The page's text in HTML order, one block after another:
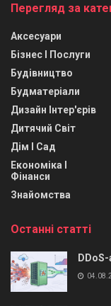
Перегляд за
Аксесуари
Бізнес І Послуги
Будівництво
Будматеріали
Дизайн Інтер'єрів
Дитячий Світ
Дім І Сад
Економіка І
Фінанси
Знайомства
Останні статті